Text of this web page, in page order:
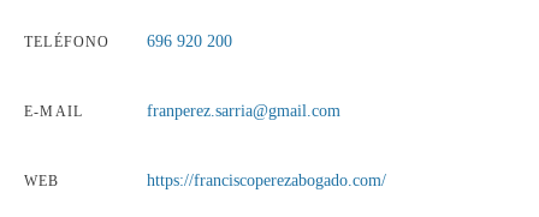
TELÉFONO 696 920 200
E-MAIL franperez.sarria@gmail.com
WEB https://franciscoperezabogado.com/